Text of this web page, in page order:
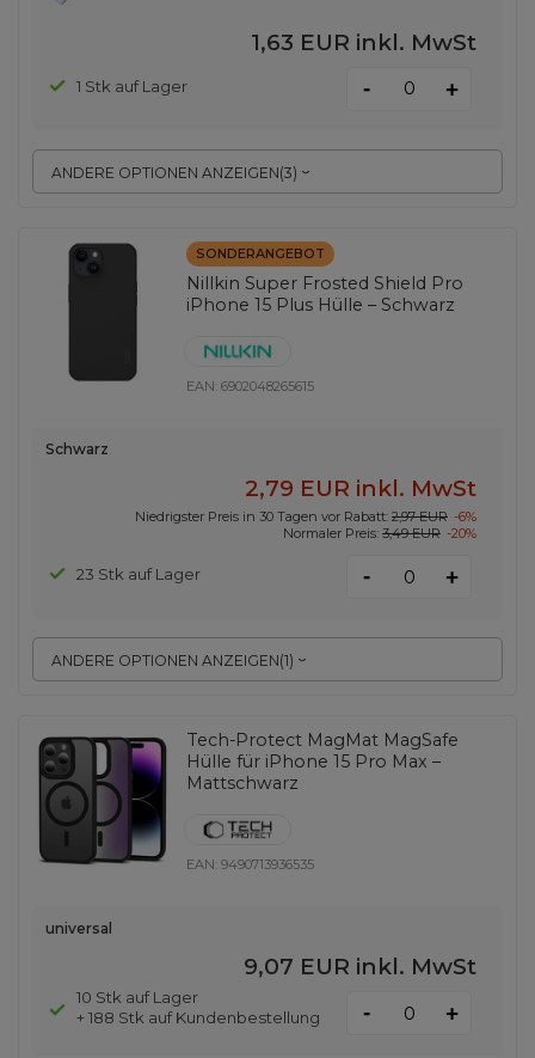
ANDERE OPTIONEN ANZEIGEN(3)
1,63 EUR inkl. MwSt
1 Stk auf Lager - +
SONDERANGEBOT
Nillkin Super Frosted Shield Pro
iPhone 15 Plus Hülle – Schwarz
EAN:6902048265615
ANDERE OPTIONEN ANZEIGEN(1)
Schwarz
2,79 EUR inkl. MwSt
Niedrigster Preis in 30 Tagen vor Rabatt: 2,97 EUR -6%
Normaler Preis: 3,49 EUR -20%
23 Stk auf Lager - +
Tech-Protect MagMat MagSafe
Hülle für iPhone 15 Pro Max –
Mattschwarz
EAN:9490713936535
universal
9,07 EUR inkl. MwSt
10 Stk auf Lager
+ 188 Stk auf Kundenbestellung
- +